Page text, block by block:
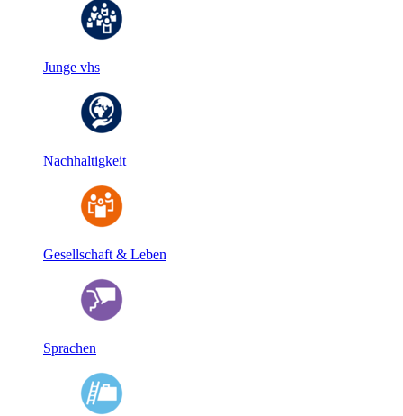
Junge vhs
Nachhaltigkeit
Gesellschaft & Leben
Sprachen